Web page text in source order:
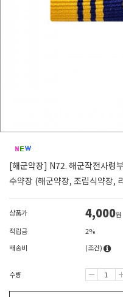
[해군약장] N72. 해군작전사령
수약장 (해군약장, 조립식약장,
상품가 4,000원
적립금
2%
배송비
(조건)
수량